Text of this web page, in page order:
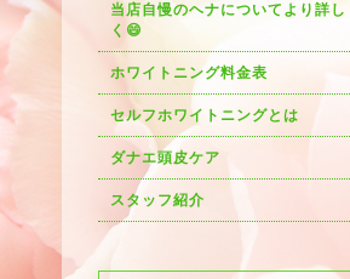
当店自慢のヘナについてより詳し
く😄
ホワイトニング料金表
セルフホワイトニングとは
ダナエ頭皮ケア
スタッフ紹介